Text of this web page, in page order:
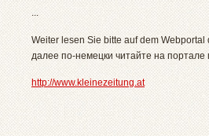
...
Weiter lesen Sie bitte auf dem
далее по-немецки читайте на портале
http://www.kleinezeitung.at